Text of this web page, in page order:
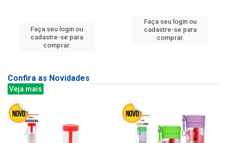
Faça seu login ou
cadastre-se para
comprar.
Faça seu login ou
cadastre-se para
comprar.
Confira as Novidades
Veja mais